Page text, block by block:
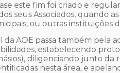
este fim foi criado e
seus Associados, quando
ou outras instituições
da AOE passa também pela
estabelecendo
diligenciando junto
nesta área, e